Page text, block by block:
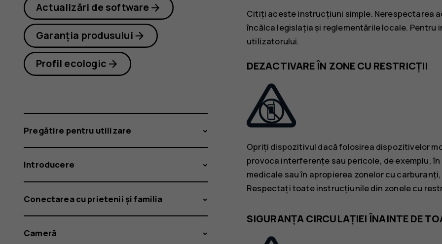
Citiți aceste instrucțiuni simple. Nerespectarea
încălca legislația și reglementările locale.
utilizatorului.
DEZACTIVARE ÎN ZONE CU RESTRICȚII
Opriți dispozitivul dacă folosirea dispozitivelor
provoca interferențe sau pericole, de exemplu,
medicale sau în apropierea zonelor cu
Respectați toate instrucțiunile din zonele cu
SIGURANȚA CIRCULAȚIEI ÎNAINTE DE
Actualizări de software
Garanția produsului
Profil ecologic
Pregătire pentru utilizare
Introducere
Conectarea cu prietenii și familia
Cameră